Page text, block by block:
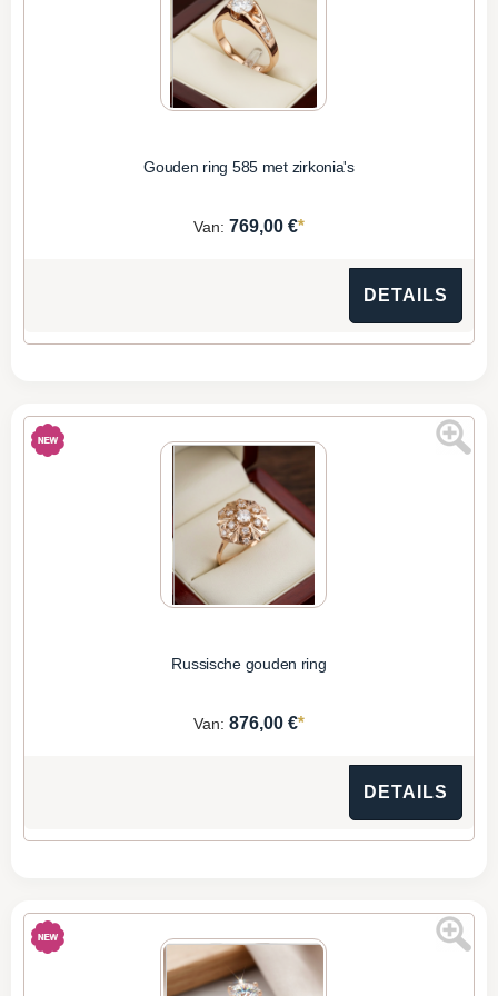
Gouden ring 585 met zirkonia's
Van: 769,00 €*
DETAILS
Russische gouden ring
Van: 876,00 €*
DETAILS